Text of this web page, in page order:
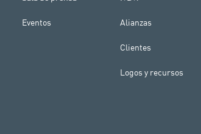
Eventos Alianzas
Clientes
Logos y recursos